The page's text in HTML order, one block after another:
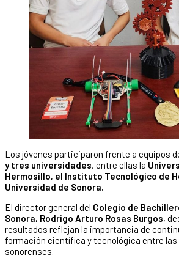
Los jóvenes participaron frente a equipos
y tres universidades, entre ellas la
Hermosillo, el Instituto Tecnológico de
Universidad de Sonora.
El director general del Colegio de
Sonora, Rodrigo Arturo Rosas Burgos,
resultados reflejan la importancia de
formación científica y tecnológica entre
sonorenses.